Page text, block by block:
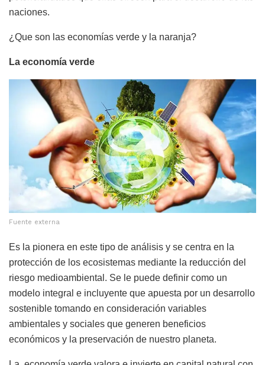
naciones.
¿Que son las economías verde y la naranja?
La economía verde
Fuente externa
Es la pionera en este tipo de análisis y se centra en la
protección de los ecosistemas mediante la reducción del
riesgo medioambiental. Se le puede definir como un
modelo integral e incluyente que apuesta por un desarrollo
sostenible tomando en consideración variables
ambientales y sociales que generen beneficios
económicos y la preservación de nuestro planeta.